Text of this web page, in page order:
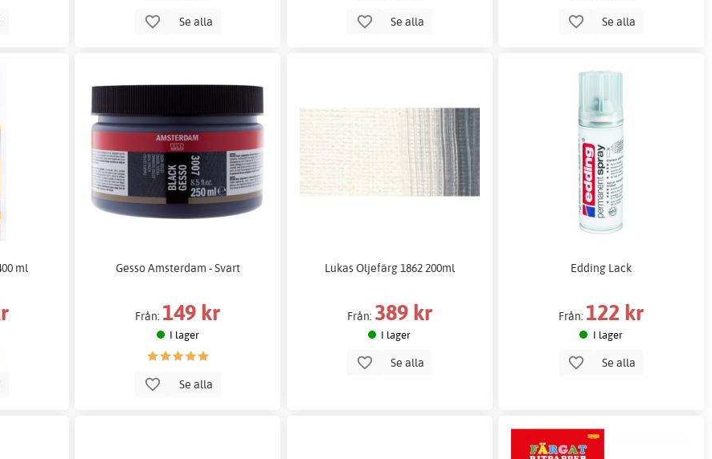
Se alla Se alla Se alla
ml Gesso Amsterdam - Svart
Från: 149 kr
I lager
Se alla
Lukas Oljefärg 1862 200ml
Från: 389 kr
I lager
Se alla
Edding Lack
Från: 122 kr
I lager
Se alla